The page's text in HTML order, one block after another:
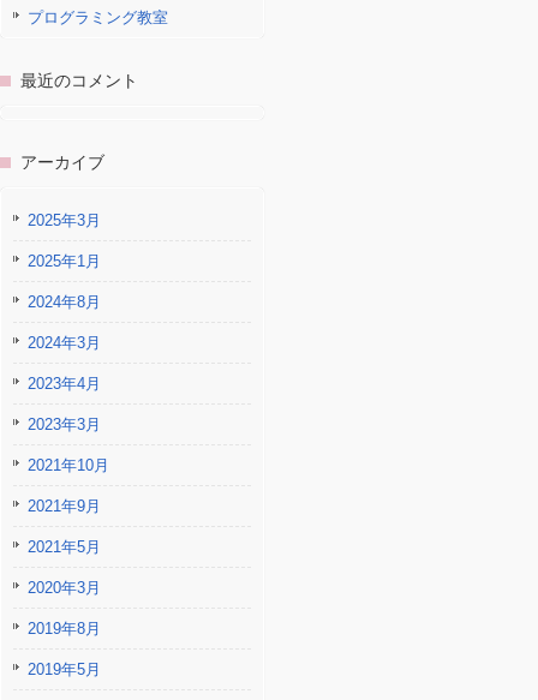
プログラミング教室
最近のコメント
アーカイブ
2025年3月
2025年1月
2024年8月
2024年3月
2023年4月
2023年3月
2021年10月
2021年9月
2021年5月
2020年3月
2019年8月
2019年5月